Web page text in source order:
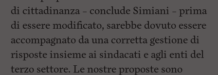
di cittadinanza – conclude Simiani – prima
di essere modificato, sarebbe dovuto essere
accompagnato da una corretta gestione di
risposte insieme ai sindacati e agli enti del
terzo settore. Le nostre proposte sono